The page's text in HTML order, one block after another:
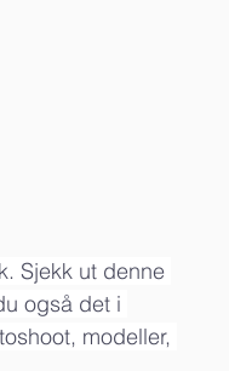
Sjekk ut denne
også det i
modeller,